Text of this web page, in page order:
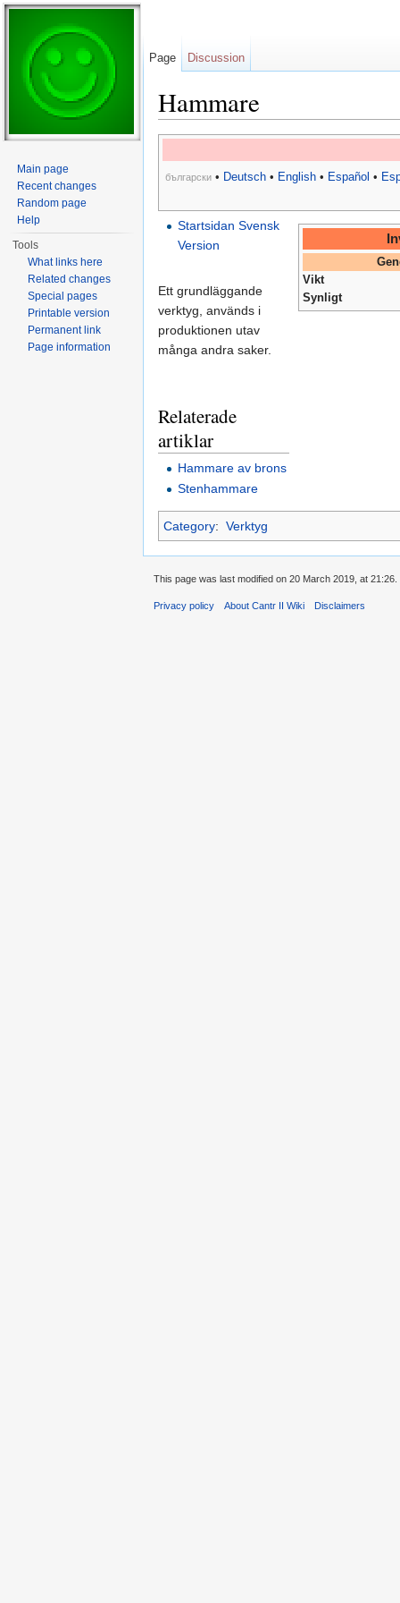
Hammare
български• Deutsch• English• Español •
Vikt
Synligt
Startsidan Svensk
Version
Ett grundläggande
verktyg, används i
produktionen utav
många andra saker.
Relaterade
artiklar
Hammare av brons
Stenhammare
Category: Verktyg
Page Discussion
Main page
Recent changes
Random page
Help
Tools
What links here
Related changes
Special pages
Printable version
Permanent link
Page information
This page was last modified on 20 March 2019, at 21:26.
Privacy policy About Cantr II Wiki Disclaimers